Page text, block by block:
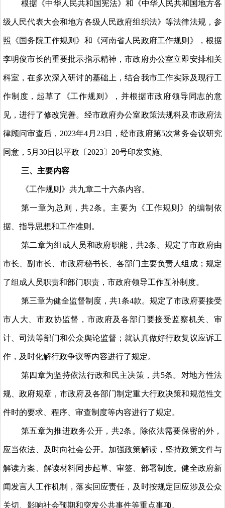
根据《中华人民共和国宪法》和《中华人民共和国地方各
级人民代表大会和地方各级人民政府组织法》等法律法规，参
照《国务院工作规则》和《河南省人民政府工作规则》，根据
李明俊市长的重要批示指示精神，市政府办公室立即安排相关
科室，在多次深入研讨的基础上，结合我市工作实际及现行工
作制度，起草了《工作规则》，并根据市政府领导同志的意
见，进行了修改完善。经市政府办公室政策法规科及市政府法
律顾问审查后，2023年4月23日，经市政府第5次常务会议研究
同意，5月30日以平政〔2023〕20号印发实施。
三、主要内容
《工作规则》共九章二十六条内容。
第一章为总则，共2条。主要为《工作规则》的编制依
据、指导思想和工作准则。
第二章为组成人员和政府职能，共2条。规定了市政府由
市长、副市长、市政府秘书长、各部门主要负责人组成；规定
了组成人员职责和部门职责，市政府领导工作互补制度。
第三章为健全监督制度，共1条4款。规定了市政府要接受
市人大、市政协监督，市政府及各部门要接受监察机关、审
计、司法等部门和公众舆论监督；就认真做好行政复议应诉工
作，及时化解行政争议等内容进行了规定。
第四章为坚持依法行政和民主决策，共5条。对地方性法
规、政府规章，市政府及各部门制定重大行政决策和规范性文
件时的要求、程序、审查制度等内容进行了规定。
第五章为推进政务公开，共2条。除依法需要保密的外，
应当依法、及时向社会公开。加强政策解读，坚持政策文件与
解读方案、解读材料同步起草、审签、部署制度。健全政府新
闻发言人工作机制，落实回应责任，及时按规定回应涉及公众
关切、影响社会预期和突发公共事件等重点事项。